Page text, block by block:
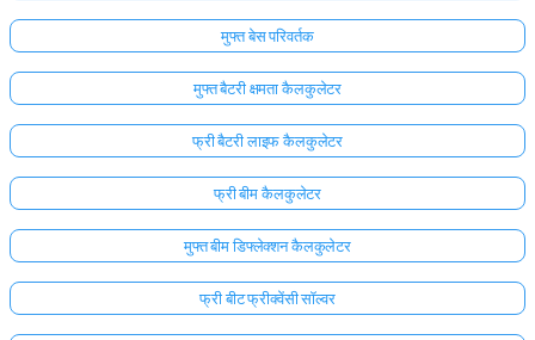
मुफ्त बेस परिवर्तक
मुफ्त बैटरी क्षमता कैलकुलेटर
फ्री बैटरी लाइफ कैलकुलेटर
फ्री बीम कैलकुलेटर
मुफ्त बीम डिफ्लेक्शन कैलकुलेटर
फ्री बीट फ्रीक्वेंसी सॉल्वर